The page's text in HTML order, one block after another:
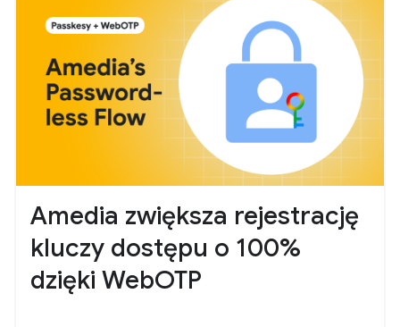
Amedia zwiększa rejestrację
kluczy dostępu o 100%
dzięki WebOTP